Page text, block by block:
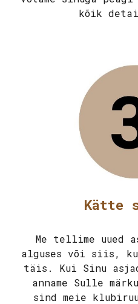
kõik
Kätte
Me tellime uued
alguses või siis,
täis. Kui Sinu
anname Sulle
sind meie